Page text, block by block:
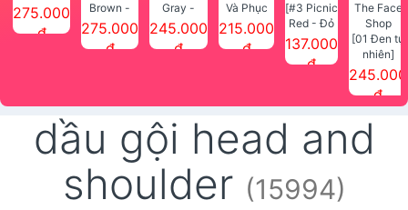
SMART
PEELING
275.000
đ
Brown -
Nâu Sáng]
Phấn che
275.000
đ
Gray -
Khói] Bột
kẻ chân
Face Shop
245.000
đ
Và Phục
Hồi Tóc
Essential
215.000
đ
[#3 Picnic
Red - Đỏ
cam] Son
Face
Shop
137.000
đ
[01 Đen tự
nhiên]
Mascara
che phủ
nước lâu
trôi Quick
245.000
đ
dầu gội head and
shoulder (15994)